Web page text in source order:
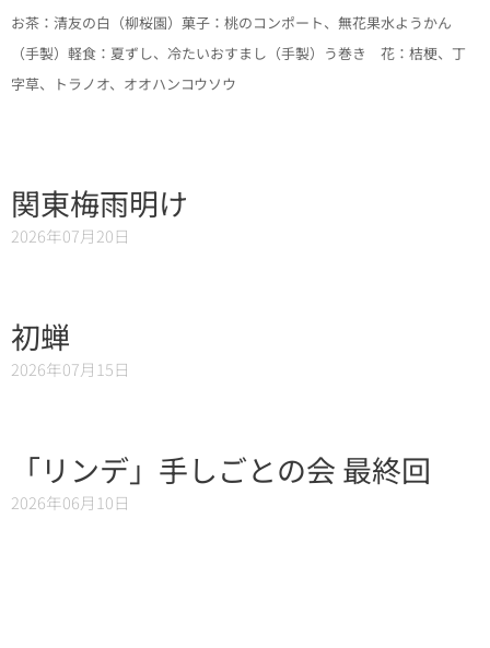
お茶：清友の白（柳桜園） 菓子：桃のコンポート、無花果水ようかん
（手製）軽食：夏ずし、冷たいおすまし（手製）う巻き 花：桔梗、丁
字草、トラノオ、オオハンコウソウ
関東梅雨明け
2026年07月20日
初蝉
2026年07月15日
「リンデ」手しごとの会 最終回
2026年06月10日